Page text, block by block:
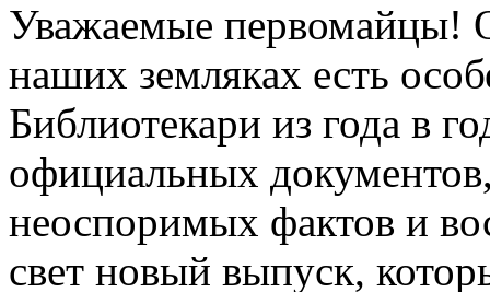
Уважаемые первомайцы!
наших земляках есть
Библиотекари из года в
официальных
неоспоримых фактов и
свет новый выпуск,